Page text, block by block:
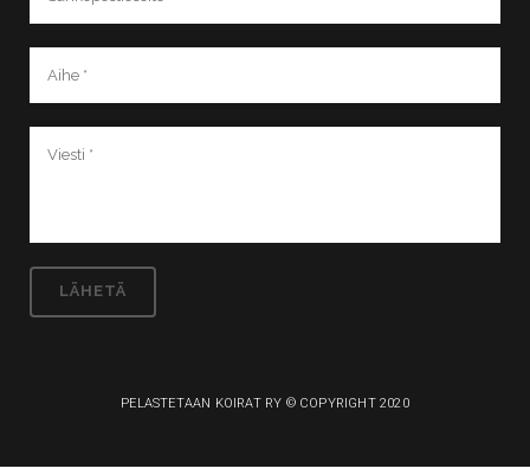
PELASTETAAN KOIRAT RY © COPYRIGHT 2020